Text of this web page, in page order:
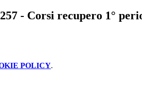
- Corsi recupero 1°
POLICY.